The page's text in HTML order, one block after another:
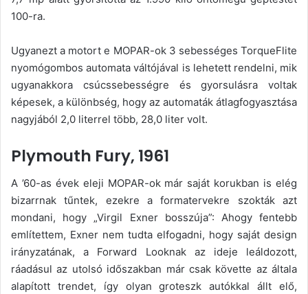
100-ra.
Ugyanezt a motort e MOPAR-ok 3 sebességes TorqueFlite
nyomógombos automata váltójával is lehetett rendelni, mik
ugyanakkora csúcssebességre és gyorsulásra voltak
képesek, a különbség, hogy az automaták átlagfogyasztása
nagyjából 2,0 literrel több, 28,0 liter volt.
Plymouth Fury, 1961
A ’60-as évek eleji MOPAR-ok már saját korukban is elég
bizarrnak tűntek, ezekre a formatervekre szokták azt
mondani, hogy „Virgil Exner bosszúja”: Ahogy fentebb
említettem, Exner nem tudta elfogadni, hogy saját design
irányzatának, a Forward Looknak az ideje leáldozott,
ráadásul az utolsó időszakban már csak követte az általa
alapított trendet, így olyan groteszk autókkal állt elő,